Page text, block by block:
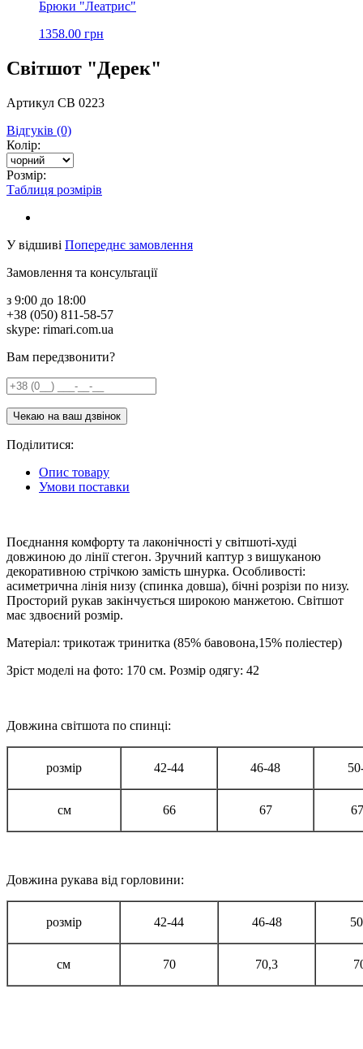
Брюки "Леатрис"
1358.00 грн
Світшот "Дерек"
Артикул СВ 0223
Відгуків (0)
Колір:
Розмір:
Таблиця розмірів
У відшиві Попереднє замовлення
Замовлення та консультації
з 9:00 до 18:00
+38 (050) 811-58-57
skype: rimari.com.ua
Вам передзвонити?
Поділитися:
Опис товару
Умови поставки
Поєднання комфорту та лаконічності у світшоті-худі
довжиною до лінії стегон. Зручний каптур з вишуканою
декоративною стрічкою замість шнурка. Особливості:
асиметрична лінія низу (спинка довша), бічні розрізи по низу.
Просторий рукав закінчується широкою манжетою. Світшот
має здвоєний розмір.
Матеріал: трикотаж тринитка (85% бавовона,15% поліестер)
Зріст моделі на фото: 170 см. Розмір одягу: 42
Довжина світшота по спинці:
розмір 42-44 46-48
см 66 67
Довжина рукава від горловини:
розмір 42-44 46-48
см 70 70,3